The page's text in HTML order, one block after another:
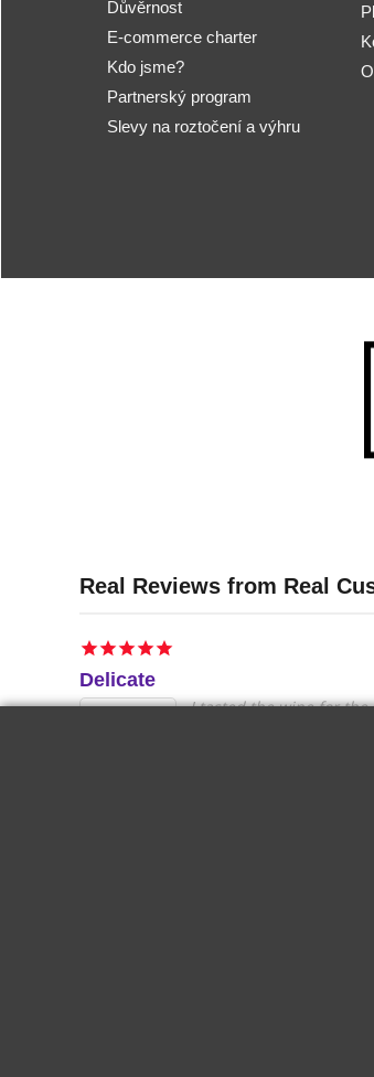
Důvěrnost
E-commerce charter
Kdo jsme?
Partnerský program
Slevy na roztočení a výhru
Delicate
I tasted the wine for